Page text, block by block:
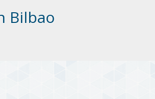
Bilbao